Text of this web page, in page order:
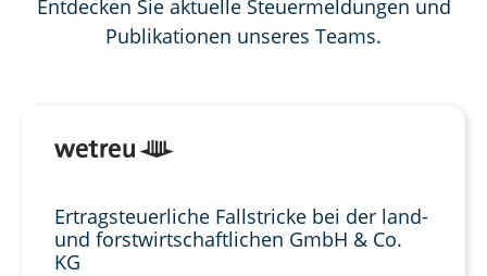
Entdecken Sie aktuelle Steuermeldungen und
Publikationen unseres Teams.
Ertragsteuerliche Fallstricke bei der land-
und forstwirtschaftlichen GmbH & Co.
KG